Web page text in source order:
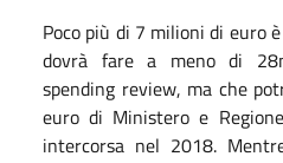
Poco più di 7 milioni di euro
dovrà fare a meno di
spending review, ma che
euro di Ministero e
intercorsa nel 2018.